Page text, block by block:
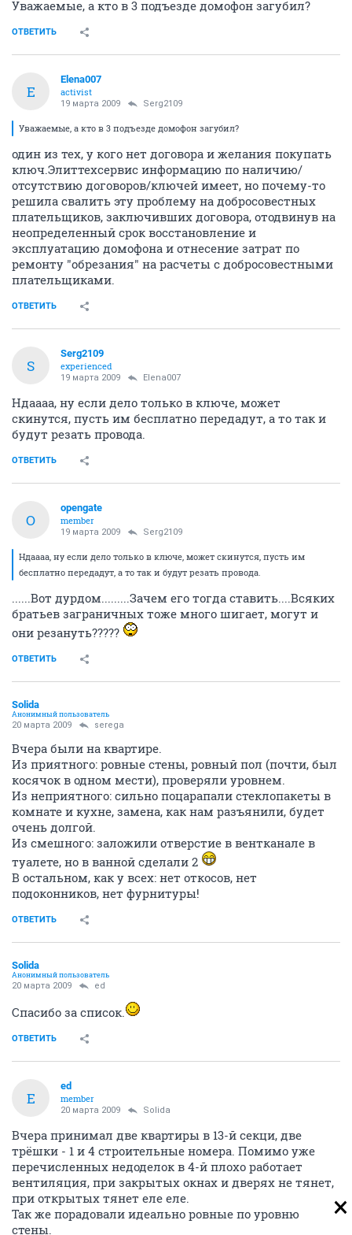
Уважаемые, а кто в 3 подъезде домофон загубил?
ОТВЕТИТЬ
E
Elena007
activist
19 марта 2009 Serg2109
Уважаемые, а кто в 3 подъезде домофон загубил?
один из тех, у кого нет договора и желания покупать
ключ.Элиттехсервис информацию по наличию/
отсутствию договоров/ключей имеет, но почему-то
решила свалить эту проблему на добросовестных
плательщиков, заключивших договора, отодвинув на
неопределенный срок восстановление и
эксплуатацию домофона и отнесение затрат по
ремонту "обрезания" на расчеты с добросовестными
плательщиками.
ОТВЕТИТЬ
S
Serg2109
experienced
19 марта 2009 Elena007
Ндаааа, ну если дело только в ключе, может
скинутся, пусть им бесплатно передадут, а то так и
будут резать провода.
ОТВЕТИТЬ
O
opengate
member
19 марта 2009 Serg2109
Ндаааа, ну если дело только в ключе, может скинутся, пусть им
бесплатно передадут, а то так и будут резать провода.
......Вот дурдом.........Зачем его тогда ставить....Всяких
братьев заграничных тоже много шигает, могут и
они резануть?????
ОТВЕТИТЬ
Solida
Анонимный пользователь
20 марта 2009 serega
Вчера были на квартире.
Из приятного: ровные стены, ровный пол (почти, был
косячок в одном мести), проверяли уровнем.
Из неприятного: сильно поцарапали стеклопакеты в
комнате и кухне, замена, как нам разъянили, будет
очень долгой.
Из смешного: заложили отверстие в вентканале в
туалете, но в ванной сделали 2
В остальном, как у всех: нет откосов, нет
подоконников, нет фурнитуры!
ОТВЕТИТЬ
Solida
Анонимный пользователь
20 марта 2009 ed
Спасибо за список.
ОТВЕТИТЬ
E
ed
member
20 марта 2009 Solida
Вчера принимал две квартиры в 13-й секци, две
трёшки - 1 и 4 строительные номера. Помимо уже
перечисленных недоделок в 4-й плохо работает
вентиляция, при закрытых окнах и дверях не тянет,
при открытых тянет еле еле.
Так же порадовали идеально ровные по уровню
стены.